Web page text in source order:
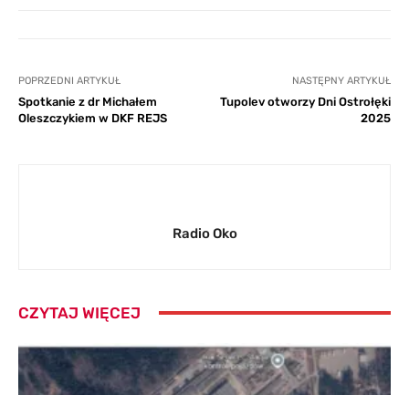
POPRZEDNI ARTYKUŁ
Spotkanie z dr Michałem
Oleszczykiem w DKF REJS
NASTĘPNY ARTYKUŁ
Tupolev otworzy Dni Ostrołęki
2025
Radio Oko
CZYTAJ WIĘCEJ